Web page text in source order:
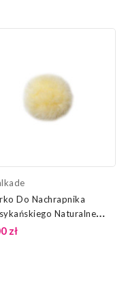
Do Nachrapnika
Naturalne
zł